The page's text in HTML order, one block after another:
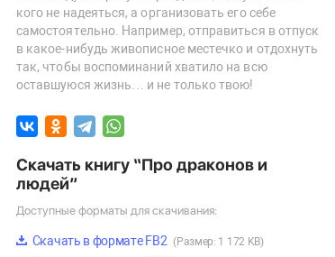
кого не надеяться, а организовать его себе
самостоятельно. Например, отправиться в отпуск
в какое-нибудь живописное местечко и отдохнуть
так, чтобы воспоминаний хватило на всю
оставшуюся жизнь… и не только твою!
Скачать книгу “Про драконов и
людей”
Доступные форматы для скачивания:
Скачать в формате FB2 (Размер: 1 172 KB)